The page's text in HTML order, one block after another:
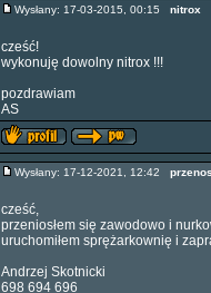
Wysłany: 17-03-2015, 00:15 nitrox
cześć!
wykonuję dowolny nitrox !!!
pozdrawiam
AS
Wysłany: 17-12-2021, 12:42
cześć,
przeniosłem się zawodowo i
uruchomiłem sprężarkownię i
Andrzej Skotnicki
698 694 696